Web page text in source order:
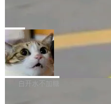
张CT影像上完成像素级精细分割
新功能 macOS：在 Connect/
通过 AirDop 共享书籍的功能
支持可向服务器后端添加新端点
k：Compress images：添加将
JPEG/WebP 的选项 ToC Editor
ube 视频，标题是"SwiftUI 七年
故事"。视频核心观点很简单：
了，仍然像一个永久公测版。
流、布局系统、API 稳定性、性
维度逐一批判了 SwiftUI。最让人
局
DBeaver 26.1.4 发布
DBeaver 是一个免费开源的通用
用于开发人员和数据库管理员。
白开水不加糖